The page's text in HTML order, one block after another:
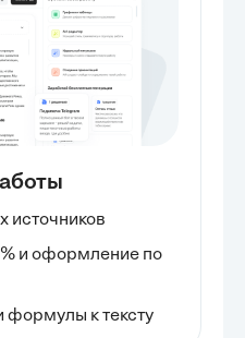
источников
и оформление по
формулы к тексту